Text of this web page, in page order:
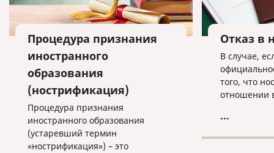
Процедура признания
иностранного
образования
(нострификация)
Процедура признания
иностранного образования
(устаревший термин
«нострификация») – это
Отказ в
В случае,
того, что
отношении
этого
...